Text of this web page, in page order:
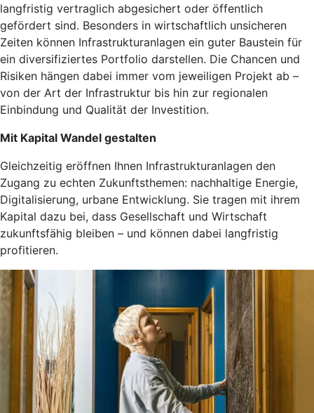
langfristig vertraglich abgesichert oder öffentlich
gefördert sind. Besonders in wirtschaftlich unsicheren
Zeiten können Infrastrukturanlagen ein guter Baustein für
ein diversifiziertes Portfolio darstellen. Die Chancen und
Risiken hängen dabei immer vom jeweiligen Projekt ab –
von der Art der Infrastruktur bis hin zur regionalen
Einbindung und Qualität der Investition.
Mit Kapital Wandel gestalten
Gleichzeitig eröffnen Ihnen Infrastrukturanlagen den
Zugang zu echten Zukunftsthemen: nachhaltige Energie,
Digitalisierung, urbane Entwicklung. Sie tragen mit ihrem
Kapital dazu bei, dass Gesellschaft und Wirtschaft
zukunftsfähig bleiben – und können dabei langfristig
profitieren.